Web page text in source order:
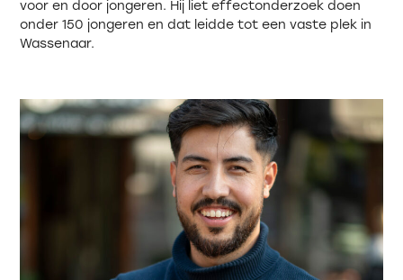
voor en door jongeren. Hij liet effectonderzoek doen
onder 150 jongeren en dat leidde tot een vaste plek in
Wassenaar.